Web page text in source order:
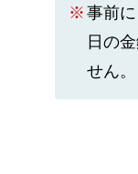
事前
日の
せん。